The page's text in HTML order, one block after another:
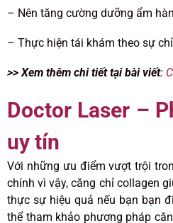
– Nên tăng cường dưỡng ẩm
– Thực hiện tái khám theo sự
>> Xem thêm chi tiết tại bài viết:
Doctor Laser –
uy tín
Với những ưu điểm vượt trội
chính vì vậy, căng chỉ collagen
thực sự hiệu quả nếu bạn bạn
thể tham khảo phương pháp